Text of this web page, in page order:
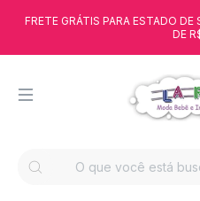
FRETE GRÁTIS PARA ESTADO
DE